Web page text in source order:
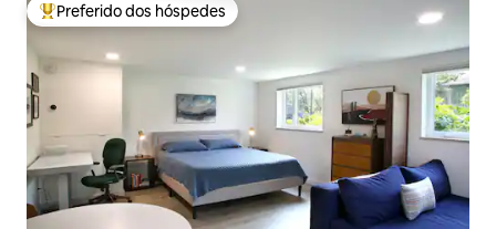
Entre os melhores preferidos dos hóspedes
Preferido dos hóspedes